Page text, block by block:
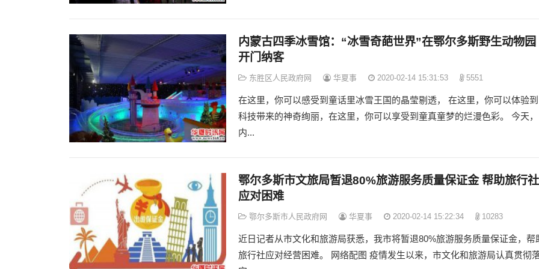
内蒙古四季冰雪馆：“冰雪奇葩世界”在鄂尔多斯野生动物园
开门纳客
东胜区人民政府网 华夏事 2020-02-14 15:31:53 5551
在这里，你可以感受到童话里冰雪王国的晶莹剔透， 在这里，你可以体验到
科技带来的神奇绚丽，在这里，你可以享受到童真童梦的烂漫色彩。 今天，
内...
鄂尔多斯市文旅局暂退80%旅游服务质量保证金 帮助旅行社
应对困难
鄂尔多斯市人民政府网 华夏事 2020-02-14 15:22:34 10283
近日记者从市文化和旅游局获悉，我市将暂退80%旅游服务质量保证金，帮
旅行社应对经营困难。 网络配图 疫情发生以来，市文化和旅游局认真贯彻